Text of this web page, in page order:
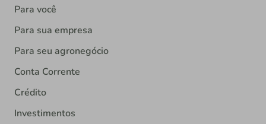
Para você
Para sua empresa
Para seu agronegócio
Conta Corrente
Crédito
Investimentos